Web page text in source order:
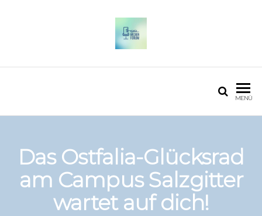
MENÜ
Das Ostfalia-Glücksrad
am Campus Salzgitter
wartet auf dich!